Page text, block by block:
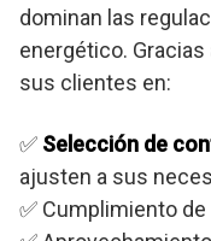
dominan las
energético. Gracias
sus clientes en:
✅ Selección de
ajusten a sus
✅ Cumplimiento